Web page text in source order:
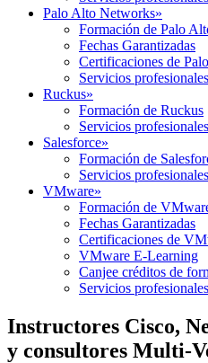
Palo Alto Networks»
Formación de Palo
Fechas Garantizadas
Certificaciones de
Servicios profesionales
Ruckus»
Formación de Ruckus
Servicios profesionales
Salesforce»
Formación de
Servicios profesionales
VMware»
Formación de
Fechas Garantizadas
Certificaciones de
VMware E-Learning
Canjee créditos de
Servicios profesionales
Instructores Cisco,
y consultores Multi-